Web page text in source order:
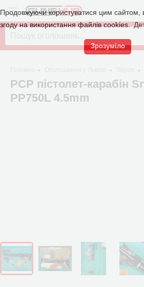
Продовжуючи користуватися цим сайтом,
згоду на використання файлів cookies.
Зрозуміло
PCP пістолет-карабін
PP750L 4.5mm